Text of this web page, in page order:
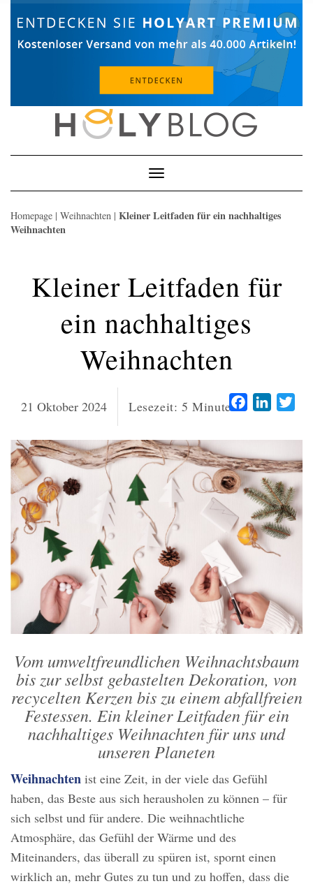
Toggle
Navigation
Homepage | Weihnachten | Kleiner Leitfaden für ein nachhaltiges
Weihnachten
Kleiner Leitfaden für
ein nachhaltiges
Weihnachten
21 Oktober 2024 Lesezeit: 5 Minuten Facebook
Vom umweltfreundlichen Weihnachtsbaum
bis zur selbst gebastelten Dekoration, von
recycelten Kerzen bis zu einem abfallfreien
Festessen. Ein kleiner Leitfaden für ein
nachhaltiges Weihnachten für uns und
unseren Planeten
Weihnachten ist eine Zeit, in der viele das Gefühl
haben, das Beste aus sich herausholen zu können – für
sich selbst und für andere. Die weihnachtliche
Atmosphäre, das Gefühl der Wärme und des
Miteinanders, das überall zu spüren ist, spornt einen
wirklich an, mehr Gutes zu tun und zu hoffen, dass die